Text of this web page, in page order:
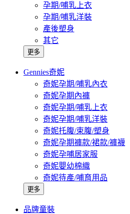
孕期/哺乳上衣
孕期/哺乳洋裝
產後塑身
其它
更多
Gennies奇妮
奇妮孕期/哺乳內衣
奇妮孕期內褲
奇妮孕期/哺乳上衣
奇妮孕期/哺乳洋裝
奇妮托腹/束腹/塑身
奇妮孕期褲款/裙款/褲襪
奇妮孕哺居家服
奇妮嬰幼棉織
奇妮待產/哺育用品
更多
品牌童裝